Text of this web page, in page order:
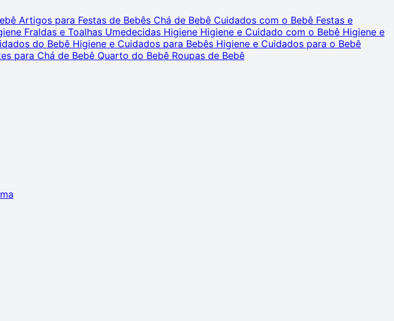
Artigos para Festas de Bebês Chá de Bebê Cuidados com o Bebê Festas e
Fraldas e Toalhas Umedecidas Higiene Higiene e Cuidado com o Bebê Higiene e
do Bebê Higiene e Cuidados para Bebês Higiene e Cuidados para o Bebê
para Chá de Bebê Quarto do Bebê Roupas de Bebê